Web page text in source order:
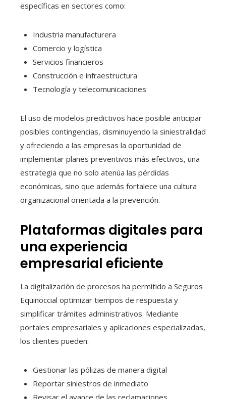
específicas en sectores como:
Industria manufacturera
Comercio y logística
Servicios financieros
Construcción e infraestructura
Tecnología y telecomunicaciones
El uso de modelos predictivos hace posible anticipar
posibles contingencias, disminuyendo la siniestralidad
y ofreciendo a las empresas la oportunidad de
implementar planes preventivos más efectivos, una
estrategia que no solo atenúa las pérdidas
económicas, sino que además fortalece una cultura
organizacional orientada a la prevención.
Plataformas digitales para
una experiencia
empresarial eficiente
La digitalización de procesos ha permitido a Seguros
Equinoccial optimizar tiempos de respuesta y
simplificar trámites administrativos. Mediante
portales empresariales y aplicaciones especializadas,
los clientes pueden:
Gestionar las pólizas de manera digital
Reportar siniestros de inmediato